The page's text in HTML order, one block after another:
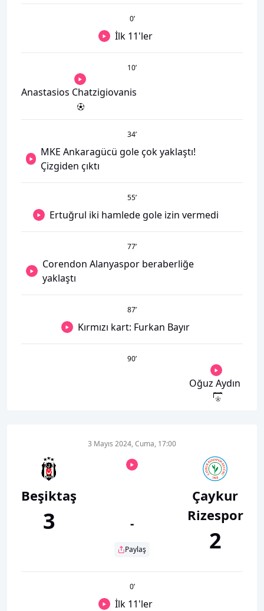
0’
İlk 11'ler
10’
Anastasios Chatzigiovanis
34’
MKE Ankaragücü gole çok yaklaştı!
Çizgiden çıktı
55’
Ertuğrul iki hamlede gole izin vermedi
77’
Corendon Alanyaspor beraberliğe
yaklaştı
87’
Kırmızı kart: Furkan Bayır
90’
Oğuz Aydın
Beşiktaş
3
3 Mayıs 2024, Cuma, 17:00
-
Paylaş
Çaykur
Rizespor
2
0’
İlk 11'ler